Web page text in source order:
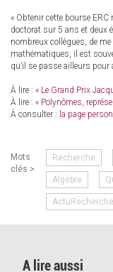
« Obtenir cette bourse
doctorat sur 5 ans et deux
nombreux collègues, de
mathématiques, il est
qu’il se passe ailleurs pour
À lire : « Le Grand Prix
À lire : « Polynômes,
À consulter : la page
Mots
clés >
Recherche
Algèbre
ActuRecherche
A lire aussi